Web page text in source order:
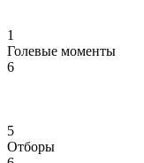
1
Голевые моменты
6
5
Отборы